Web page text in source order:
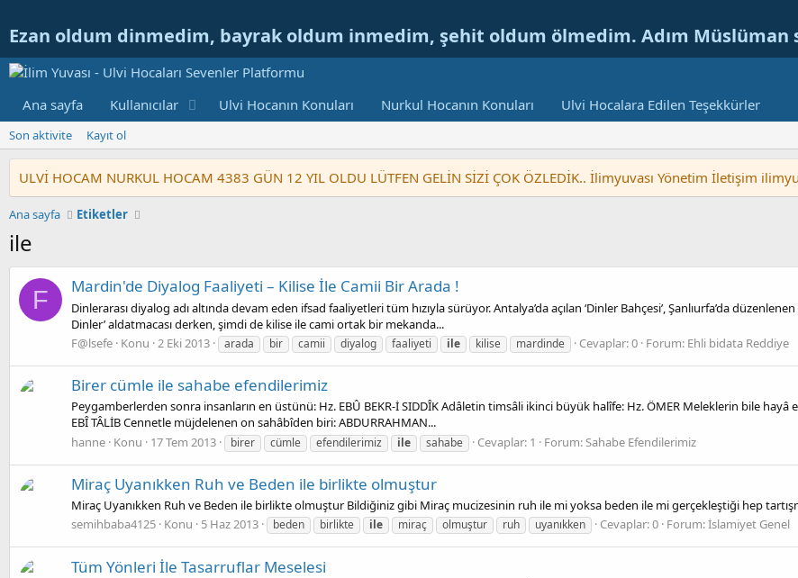
Ezan oldum dinmedim, bayrak oldum inmedim, şehit oldum ölmedim. Adım Müslüman
Ana sayfa Kullanıcılar Ulvi Hocanın Konuları Nurkul Hocanın Konuları Ulvi Hocalara Edilen Teşekkürler
Son aktivite Kayıt ol
ULVİ HOCAM NURKUL HOCAM 4383 GÜN 12 YIL OLDU LÜTFEN GELİN SİZİ ÇOK ÖZLEDİK.. İlimyuvası Yönetim İletişim
Ana sayfa Etiketler
ile
F Mardin'de Diyalog Faaliyeti – Kilise İle Camii Bir Arada !
Dinlerarası diyalog adı altında devam eden ifsad faaliyetleri tüm hızıyla sürüyor. Antalya’da açılan ‘Dinler Bahçesi’, Şanlıurfa’da
Dinler’ aldatmacası derken, şimdi de kilise ile cami ortak bir mekanda...
F@lsefe Konu 2 Eki 2013 arada bir camii diyalog faaliyeti ile kilise mardinde Cevaplar: 0 Forum: Ehli bidata Reddiye
Birer cümle ile sahabe efendilerimiz
Peygamberlerden sonra insanların en üstünü: Hz. EBÛ BEKR-İ SIDDÎK Adâletin timsâli ikinci büyük halîfe: Hz. ÖMER Meleklerin bile hayâ
EBÎ TÂLİB Cennetle müjdelenen on sahâbîden biri: ABDURRAHMAN...
hanne Konu 17 Tem 2013 birer cümle efendilerimiz ile sahabe Cevaplar: 1 Forum:Sahabe Efendilerimiz
Miraç Uyanıkken Ruh ve Beden ile birlikte olmuştur
Miraç Uyanıkken Ruh ve Beden ile birlikte olmuştur Bildiğiniz gibi Miraç mucizesinin ruh ile mi yoksa beden ile mi gerçekleştiği hep
semihbaba4125 Konu 5 Haz 2013 beden birlikte ile miraç olmuştur ruh uyanıkken Cevaplar: 0 Forum:İslamiyet Genel
Tüm Yönleri İle Tasarruflar Meselesi